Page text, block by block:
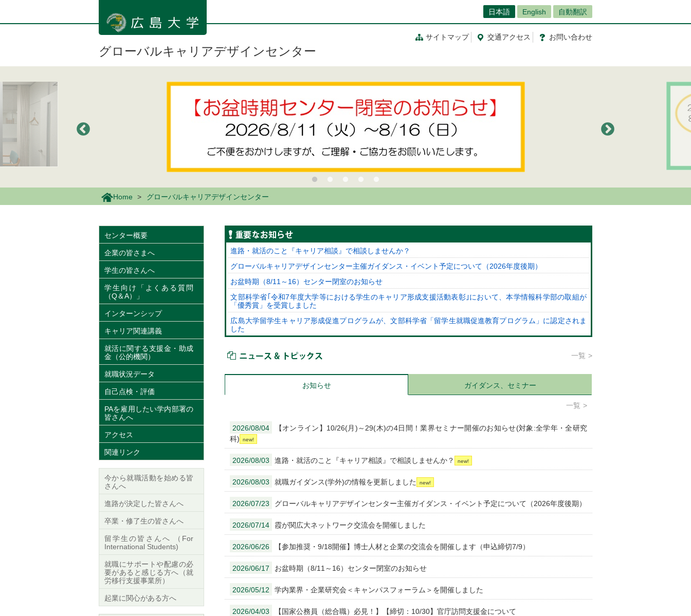
ン
ツ
日本語 English 自動翻訳
サイトマップ 交通アクセス お問い合わせ
グローバルキャリアデザインセンター
Home グローバルキャリアデザインセンター
進路・就活のこと『キャリア相談』で相談しませんか？
グローバルキャリアデザインセンター主催ガイダンス・イベント予定について（2026年度後期）
お盆時期（8/11～16）センター閉室のお知らせ
文部科学省｢令和7年度大学等における学生のキャリア形成支援活動表彰｣において、本学情報科学部の取組が
「優秀賞」を受賞しました
広島大学留学生キャリア形成促進プログラムが、文部科学省「留学生就職促進教育プログラム」に認定されま
した
一覧
お知らせ ガイダンス、セミナー
一覧
2026/08/04
【オンライン】10/26(月)～29(木)の4日間！業界セミナー開催のお知らせ(対象:全学年・全研究
科)
2026/08/03 進路・就活のこと『キャリア相談』で相談しませんか？
2026/08/03 就職ガイダンス(学外)の情報を更新しました
2026/07/23 グローバルキャリアデザインセンター主催ガイダンス・イベント予定について（2026年度後期）
2026/07/14 霞が関広大ネットワーク交流会を開催しました
2026/06/26 【参加推奨・9/18開催】博士人材と企業の交流会を開催します（申込締切7/9）
2026/06/17 お盆時期（8/11～16）センター閉室のお知らせ
2026/05/12 学内業界・企業研究会＜キャンパスフォーラム＞を開催しました
2026/04/03 【国家公務員（総合職）必見！】【締切：10/30】官庁訪問支援金について
センター概要
企業の皆さまへ
学生の皆さんへ
学生向け「よくある質問
（Q＆A）」
インターンシップ
キャリア関連講義
就活に関する支援金・助成
金（公的機関）
就職状況データ
自己点検・評価
PAを雇用したい学内部署の
皆さんへ
アクセス
関連リンク
今から就職活動を始める皆
さんへ
進路が決定した皆さんへ
卒業・修了生の皆さんへ
留学生の皆さんへ （For
International Students)
就職にサポートや配慮の必
要があると感じる方へ（就
労移行支援事業所）
起業に関心がある方へ